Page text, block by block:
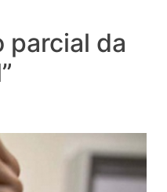
parcial da